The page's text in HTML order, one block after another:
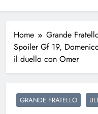
Home
Grande
Spoiler Gf 19,
il duello con Omer
GRANDE FRATELLO